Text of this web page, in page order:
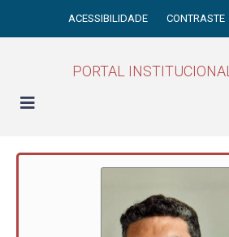
ACESSIBILIDADE CONTRASTE
PORTAL INSTITUCIONAL